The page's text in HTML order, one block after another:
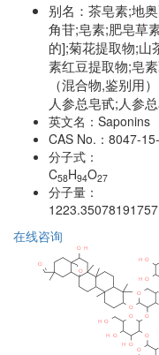
别名： 茶皂素;地
角苷;皂素;肥皂草
的];菊花提取物;山
素红豆提取物;皂
（混合物,鉴别用
人参总皂甙;人参
英文名： Saponins
CAS No.： 8047-
分子式：
C58H94O27
分子量：
1223.35078191757
在线咨询